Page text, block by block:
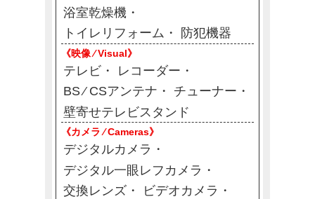
浴室乾燥機
トイレリフォーム
防犯機器
《映像 ⁄ Visual》
テレビ
レコーダー
BS ⁄ CSアンテナ
チューナー
壁寄せテレビスタンド
《カメラ ⁄ Cameras》
デジタルカメラ
デジタル一眼レフカメラ
交換レンズ
ビデオカメラ